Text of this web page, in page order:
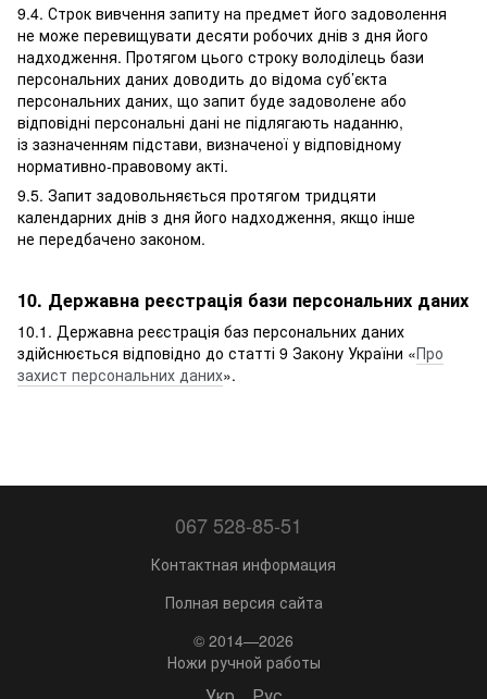
9.4. Строк вивчення запиту на предмет його задоволення
не може перевищувати десяти робочих днів з дня його
надходження. Протягом цього строку володілець бази
персональних даних доводить до відома суб’єкта
персональних даних, що запит буде задоволене або
відповідні персональні дані не підлягають наданню,
із зазначенням підстави, визначеної у відповідному
нормативно-правовому акті.
9.5. Запит задовольняється протягом тридцяти
календарних днів з дня його надходження, якщо інше
не передбачено законом.
10. Державна реєстрація бази персональних даних
10.1. Державна реєстрація баз персональних даних
здійснюється відповідно до статті 9 Закону України «Про
захист персональних даних».
067 528-85-51
Контактная информация
Полная версия сайта
© 2014—2026
Ножи ручной работы